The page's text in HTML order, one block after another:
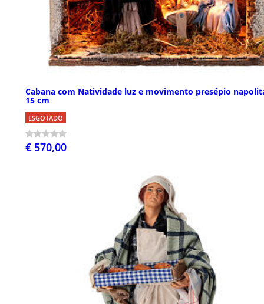
Cabana com Natividade luz e movimento presépio
15 cm
ESGOTADO
€ 570,00